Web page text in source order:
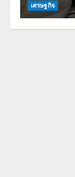
เศรษฐกิจ